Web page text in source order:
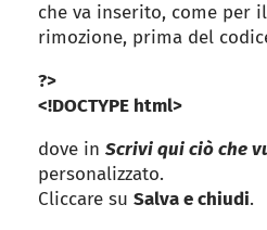
che va inserito, come per
rimozione, prima del
?>
<!DOCTYPE html>
dove in Scrivi qui ciò che
personalizzato.
Cliccare su Salva e chiudi.